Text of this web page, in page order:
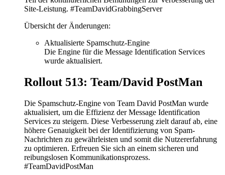
Site-Leistung. #TeamDavidGrabbingServer
Übersicht der Änderungen:
Aktualisierte Spamschutz-Engine
Die Engine für die Message Identification Services
wurde aktualisiert.
Rollout 513: Team/David PostMan
Die Spamschutz-Engine von Team David PostMan wurde
aktualisiert, um die Effizienz der Message Identification
Services zu steigern. Diese Verbesserung zielt darauf ab, eine
höhere Genauigkeit bei der Identifizierung von Spam-
Nachrichten zu gewährleisten und somit die Nutzererfahrung
zu optimieren. Erfreuen Sie sich an einem sicheren und
reibungslosen Kommunikationsprozess.
#TeamDavidPostMan